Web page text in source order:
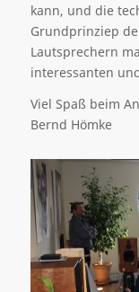
kann, und die
Grundprinziep
Lautsprechern
interessanten
Viel Spaß beim
Bernd Hömke